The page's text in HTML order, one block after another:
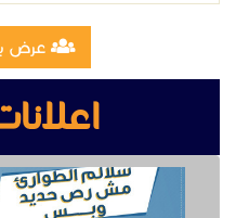
تصنيع وتركيب